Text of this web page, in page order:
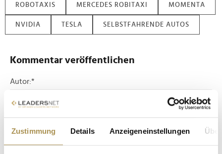
Zustimmung Details Anzeigeneinstellungen
ROBOTAXIS MERCEDES ROBITAXI MOMENTA
NVIDIA TESLA SELBSTFAHRENDE AUTOS
Kommentar veröffentlichen
Autor:*